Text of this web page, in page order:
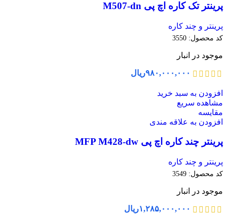
پرینتر تک کاره اچ پی M507-dn
پرینتر و چند کاره
کد محصول: 3550
موجود در انبار
۹۸۰,۰۰۰,۰۰۰ریال
افزودن به سبد خرید
مشاهده سریع
مقایسه
افزودن به علاقه مندی
پرینتر چند کاره اچ پی MFP M428-dw
پرینتر و چند کاره
کد محصول: 3549
موجود در انبار
۱,۲۸۵,۰۰۰,۰۰۰ریال